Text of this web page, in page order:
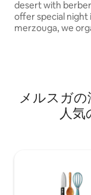
desert with berber
offer special night
merzouga, we
Activities: -
Quad ATV &
Sand Boarding, -Hors
メルスガ
人気